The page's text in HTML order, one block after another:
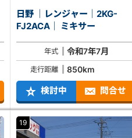
日野 ｜レンジャー｜2KG-
FJ2ACA｜ ミキサー
年式 令和7年7月
走行距離 850km
検討中 問合せ
19